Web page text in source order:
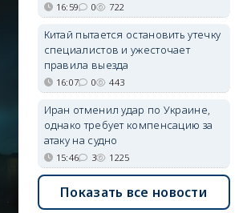
16:59 0 722
Китай пытается остановить утечку
специалистов и ужесточает
правила выезда
16:07 0 443
Иран отменил удар по Украине,
однако требует компенсацию за
атаку на судно
15:46 3 1225
Показать все новости